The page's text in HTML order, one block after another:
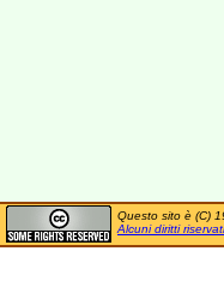
Questo sito è (C)
Alcuni diritti riservati